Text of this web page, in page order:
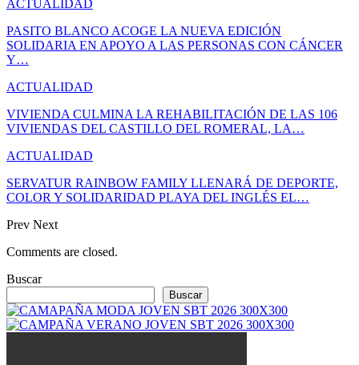
ACTUALIDAD
PASITO BLANCO ACOGE LA NUEVA EDICIÓN
SOLIDARIA EN APOYO A LAS PERSONAS CON CÁNCER
Y…
ACTUALIDAD
VIVIENDA CULMINA LA REHABILITACIÓN DE LAS 106
VIVIENDAS DEL CASTILLO DEL ROMERAL, LA…
ACTUALIDAD
SERVATUR RAINBOW FAMILY LLENARÁ DE DEPORTE,
COLOR Y SOLIDARIDAD PLAYA DEL INGLÉS EL…
Prev Next
Comments are closed.
Buscar
Buscar